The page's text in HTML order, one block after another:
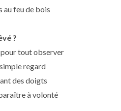
au feu de bois
?
pour tout observer
regard
des doigts
à volonté